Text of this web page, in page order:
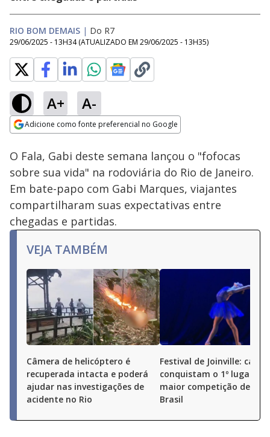
RIO BOM DEMAIS | Do R7
29/06/2025 - 13H34 (ATUALIZADO EM 29/06/2025 - 13H35)
A+ A-
Adicione como fonte preferencial no Google
Ativar
Loaded
31.30%
O Fala, Gabi deste semana lançou o "fofocas
sobre sua vida" na rodoviária do Rio de Janeiro.
Em bate-papo com Gabi Marques, viajantes
compartilharam suas expectativas entre
chegadas e partidas.
VEJA TAMBÉM
Câmera de helicóptero é
recuperada intacta e poderá
ajudar nas investigações de
acidente no Rio
Festival de Joinville:
conquistam o 1º lugar na
maior competição de
Brasil